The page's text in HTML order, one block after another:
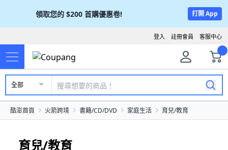
領取您的 $200 首購優惠卷! 打開 App
客服中心
註冊會員
登入
全部
酷澎首頁 火箭跨境 書籍/CD/DVD 家庭生活 育兒/教育
育兒/教育